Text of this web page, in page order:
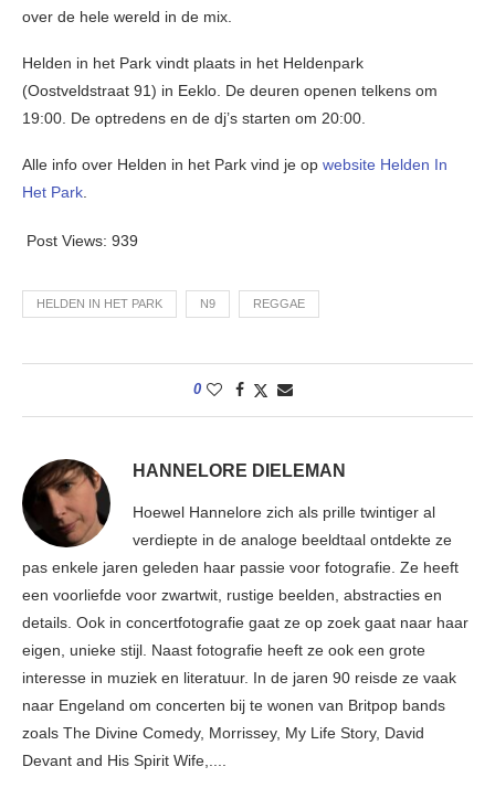
over de hele wereld in de mix.
Helden in het Park vindt plaats in het Heldenpark
(Oostveldstraat 91) in Eeklo. De deuren openen telkens om
19:00. De optredens en de dj’s starten om 20:00.
Alle info over Helden in het Park vind je op website Helden In
Het Park.
Post Views: 939
HELDEN IN HET PARK N9 REGGAE
0
HANNELORE DIELEMAN
Hoewel Hannelore zich als prille twintiger al
verdiepte in de analoge beeldtaal ontdekte ze
pas enkele jaren geleden haar passie voor fotografie. Ze heeft
een voorliefde voor zwartwit, rustige beelden, abstracties en
details. Ook in concertfotografie gaat ze op zoek gaat naar haar
eigen, unieke stijl. Naast fotografie heeft ze ook een grote
interesse in muziek en literatuur. In de jaren 90 reisde ze vaak
naar Engeland om concerten bij te wonen van Britpop bands
zoals The Divine Comedy, Morrissey, My Life Story, David
Devant and His Spirit Wife,....